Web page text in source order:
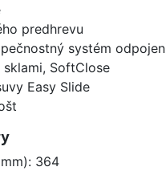
predhrevu
systém
SoftClose
Easy Slide
364